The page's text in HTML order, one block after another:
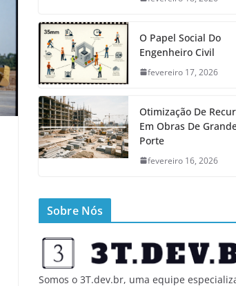
O Papel Social Do
Engenheiro Civil
fevereiro 17, 2026
Otimização De
Em Obras De
Porte
fevereiro 16, 2026
Sobre Nós
Somos o 3T.dev.br, uma equipe